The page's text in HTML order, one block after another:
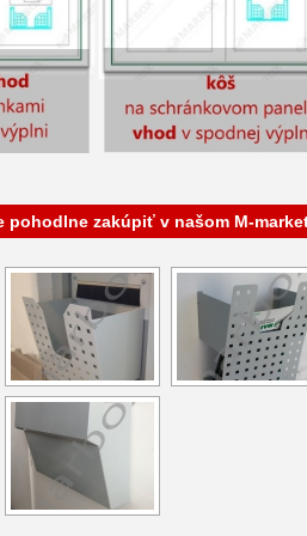
pohodlne zakúpiť v našom M-